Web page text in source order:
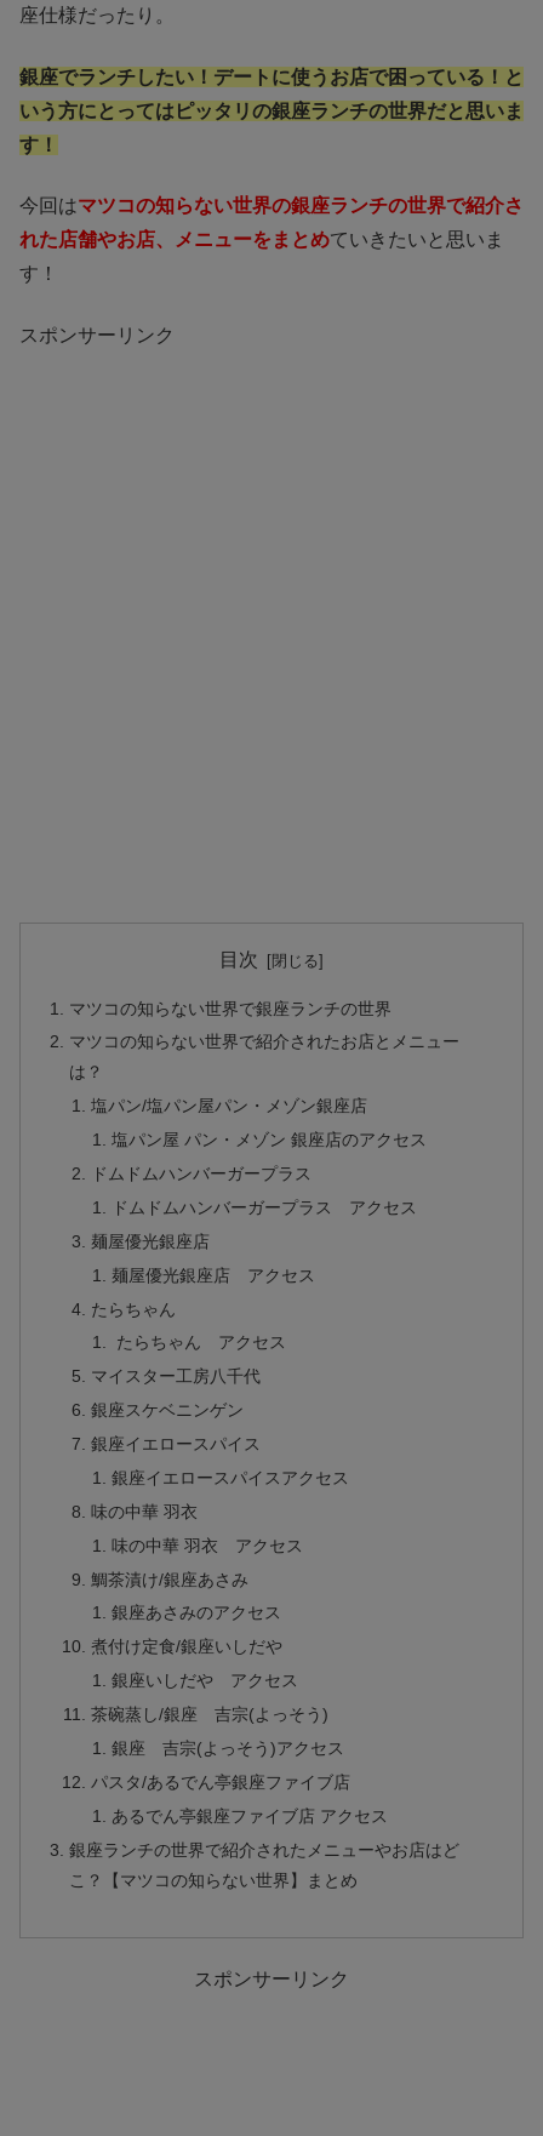
座仕様だったり。
銀座でランチしたい！デートに使うお店で困っている！と
いう方にとってはピッタリの銀座ランチの世界だと思いま
す！
今回はマツコの知らない世界の銀座ランチの世界で紹介さ
れた店舗やお店、メニューをまとめていきたいと思いま
す！
スポンサーリンク
目次
マツコの知らない世界で銀座ランチの世界
マツコの知らない世界で紹介されたお店とメニュー
は？
塩パン/塩パン屋パン・メゾン銀座店
塩パン屋 パン・メゾン 銀座店のアクセス
ドムドムハンバーガープラス
ドムドムハンバーガープラス アクセス
麺屋優光銀座店
麺屋優光銀座店 アクセス
たらちゃん
たらちゃん アクセス
マイスター工房八千代
銀座スケベニンゲン
銀座イエロースパイス
銀座イエロースパイスアクセス
味の中華 羽衣
味の中華 羽衣 アクセス
鯛茶漬け/銀座あさみ
銀座あさみのアクセス
煮付け定食/銀座いしだや
銀座いしだや アクセス
茶碗蒸し/銀座 吉宗(よっそう)
銀座 吉宗(よっそう)アクセス
パスタ/あるでん亭銀座ファイブ店
あるでん亭銀座ファイブ店 アクセス
銀座ランチの世界で紹介されたメニューやお店はど
こ？【マツコの知らない世界】まとめ
スポンサーリンク